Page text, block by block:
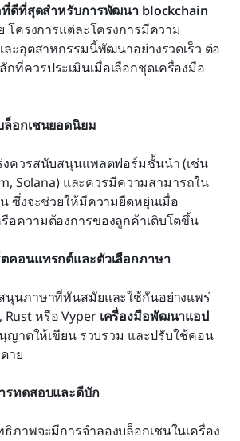
ที่ดีที่สุดสำหรับการพัฒนา blockchain
โครงการแต่ละโครงการมีความ
ละอุตสาหกรรมนี้พัฒนาอย่างรวดเร็ว ต่อ
ที่ควรประเมินเมื่อเลือกชุดเครื่องมือ
ล็อกเชนยอดนิยม
งควรสนับสนุนแพลตฟอร์มชั้นนำ (เช่น
Solana) และควรมีความสามารถใน
ซึ่งจะช่วยให้มีความยืดหยุ่นเมื่อ
อความต้องการของลูกค้าเติบโตขึ้น
คอนแทรกต์และตัวเลือกภาษา
นุนภาษาที่ทันสมัยและใช้กันอย่างแพร่
Rust หรือ Vyper เครื่องมือพัฒนาแอป
ญาตให้เขียน รวบรวม และปรับใช้คอน
าย
รทดสอบและดีบัก
ภาพจะมีการจำลองบล็อกเชนในเครื่อง